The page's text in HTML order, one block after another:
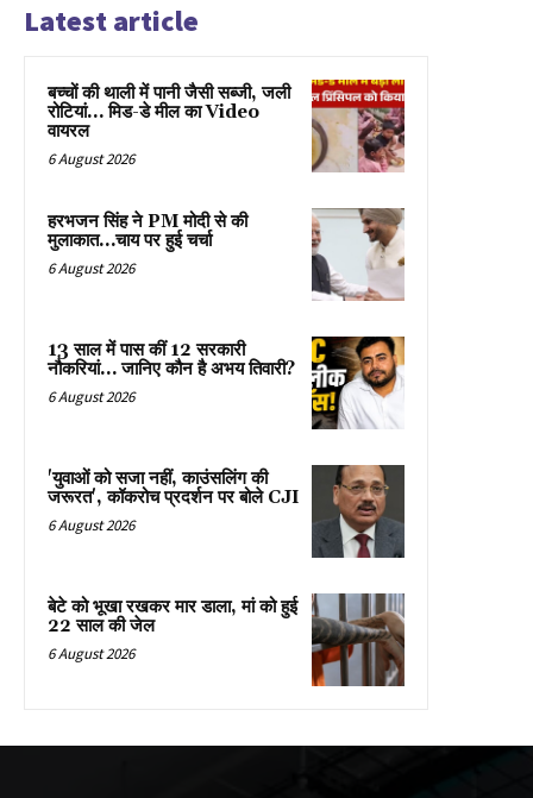
Latest article
बच्चों की थाली में पानी जैसी सब्जी, जली
रोटियां… मिड-डे मील का Video
वायरल
6 August 2026
हरभजन सिंह ने PM मोदी से की
मुलाकात…चाय पर हुई चर्चा
6 August 2026
13 साल में पास कीं 12 सरकारी
नौकरियां… जान‍िए कौन है अभय तिवारी?
6 August 2026
'युवाओं को सजा नहीं, काउंसलिंग की
जरूरत', कॉकरोच प्रदर्शन पर बोले CJI
6 August 2026
बेटे को भूखा रखकर मार डाला, मां को हुई
22 साल की जेल
6 August 2026